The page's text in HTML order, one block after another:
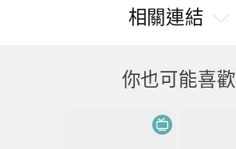
相關連結
你也可能喜歡